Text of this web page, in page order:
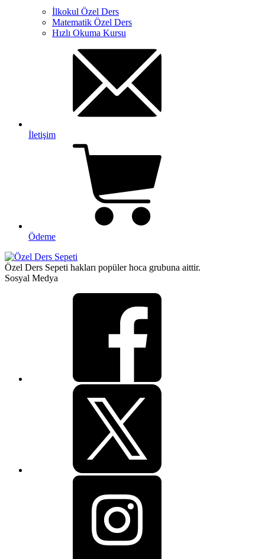
İlkokul Özel Ders
Matematik Özel Ders
Hızlı Okuma Kursu
İletişim
Ödeme
Özel Ders Sepeti hakları popüler hoca grubuna aittir.
Sosyal Medya